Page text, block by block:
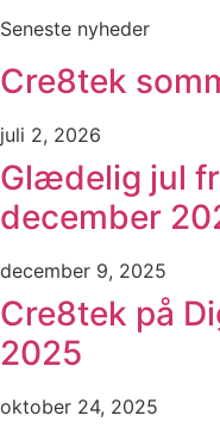
Seneste nyheder
Cre8tek
juli 2, 2026
Glædelig jul
december
december 9, 2025
Cre8tek på
2025
oktober 24, 2025